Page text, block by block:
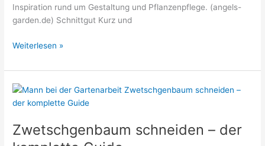
Inspiration rund um Gestaltung und Pflanzenpflege. (angels-
garden.de) Schnittgut Kurz und
Beste
2026:
Unsere
Weiterlesen »
Zwetschgenbaum schneiden – der